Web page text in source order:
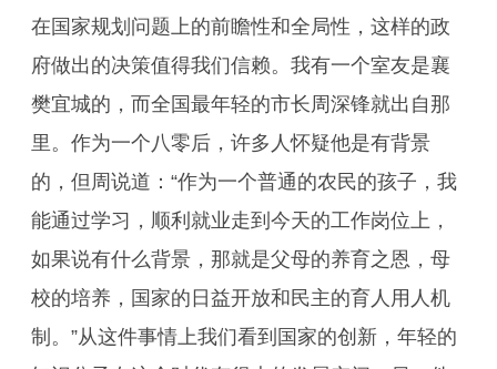
在国家规划问题上的前瞻性和全局性，这样的政
府做出的决策值得我们信赖。我有一个室友是襄
樊宜城的，而全国最年轻的市长周深锋就出自那
里。作为一个八零后，许多人怀疑他是有背景
的，但周说道：“作为一个普通的农民的孩子，我
能通过学习，顺利就业走到今天的工作岗位上，
如果说有什么背景，那就是父母的养育之恩，母
校的培养，国家的日益开放和民主的育人用人机
制。”从这件事情上我们看到国家的创新，年轻的